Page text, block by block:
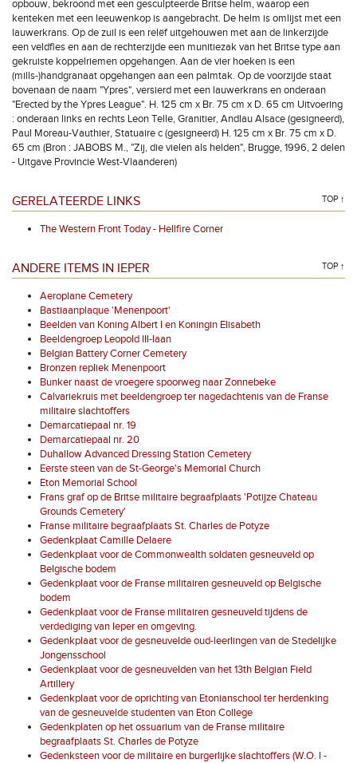
opbouw, bekroond met een gesculpteerde Britse helm, waarop een
kenteken met een leeuwenkop is aangebracht. De helm is omlijst met een
lauwerkrans. Op de zuil is een relëf uitgehouwen met aan de linkerzijde
een veldfles en aan de rechterzijde een munitiezak van het Britse type aan
gekruiste koppelriemen opgehangen. Aan de vier hoeken is een
(mills-)handgranaat opgehangen aan een palmtak. Op de voorzijde staat
bovenaan de naam "Ypres", versierd met een lauwerkrans en onderaan
"Erected by the Ypres League". H. 125 cm x Br. 75 cm x D. 65 cm Uitvoering
: onderaan links en rechts Leon Telle, Granitier, Andlau Alsace (gesigneerd),
Paul Moreau-Vauthier, Statuaire c (gesigneerd) H. 125 cm x Br. 75 cm x D.
65 cm (Bron : JABOBS M., "Zij, die vielen als helden", Brugge, 1996, 2 delen
- Uitgave Provincie West-Vlaanderen)
GERELATEERDE LINKS TOP ↑
The Western Front Today - Hellfire Corner
ANDERE ITEMS IN IEPER TOP ↑
Aeroplane Cemetery
Bastiaanplaque 'Menenpoort'
Beelden van Koning Albert I en Koningin Elisabeth
Beeldengroep Leopold III-laan
Belgian Battery Corner Cemetery
Bronzen repliek Menenpoort
Bunker naast de vroegere spoorweg naar Zonnebeke
Calvariekruis met beeldengroep ter nagedachtenis van de Franse
militaire slachtoffers
Demarcatiepaal nr. 19
Demarcatiepaal nr. 20
Duhallow Advanced Dressing Station Cemetery
Eerste steen van de St-George's Memorial Church
Eton Memorial School
Frans graf op de Britse militaire begraafplaats 'Potijze Chateau
Grounds Cemetery'
Franse militaire begraafplaats St. Charles de Potyze
Gedenkplaat Camille Delaere
Gedenkplaat voor de Commonwealth soldaten gesneuveld op
Belgische bodem
Gedenkplaat voor de Franse militairen gesneuveld op Belgische
bodem
Gedenkplaat voor de Franse militairen gesneuveld tijdens de
verdediging van Ieper en omgeving.
Gedenkplaat voor de gesneuvelde oud-leerlingen van de Stedelijke
Jongensschool
Gedenkplaat voor de gesneuvelden van het 13th Belgian Field
Artillery
Gedenkplaat voor de oprichting van Etonianschool ter herdenking
van de gesneuvelde studenten van Eton College
Gedenkplaten op het ossuarium van de Franse militaire
begraafplaats St. Charles de Potyze
Gedenksteen voor de militaire en burgerlijke slachtoffers (W.O. I -